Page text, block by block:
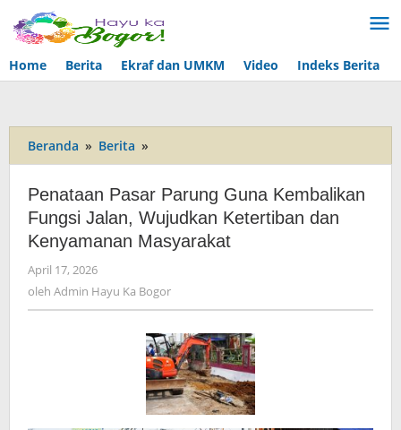
Lewati
ke
konten
Home
Berita Ekraf dan UMKM Video Indeks Berita
Beranda » Berita »
Pasar
Guna
Kembalikan
Fungsi
Ketertiban
dan
Kenyamanan
Masyarakat
Penataan Pasar Parung Guna Kembalikan
Fungsi Jalan, Wujudkan Ketertiban dan
Kenyamanan Masyarakat
April 17, 2026
Admin
Hayu
oleh Admin Hayu Ka Bogor